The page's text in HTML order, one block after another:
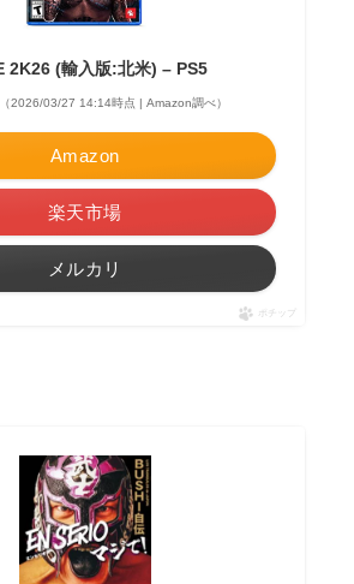
2K26 (輸入版:北米) – PS5
（2026/03/27 14:14時点 | Amazon調べ）
Amazon
楽天市場
メルカリ
ポチップ